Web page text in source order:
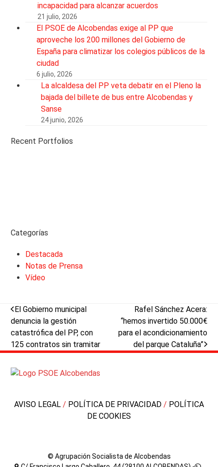
incapacidad para alcanzar acuerdos
21 julio, 2026
El PSOE de Alcobendas exige al PP que
aproveche los 200 millones del Gobierno de
España para climatizar los colegios públicos de la
ciudad
6 julio, 2026
La alcaldesa del PP veta debatir en el Pleno la
bajada del billete de bus entre Alcobendas y
Sanse
24 junio, 2026
Recent Portfolios
Categorías
Destacada
Notas de Prensa
Vídeo
previous
post:
El Gobierno municipal
denuncia la gestión
catastrófica del PP, con
125 contratos sin tramitar
next
post:
Rafel Sánchez Acera:
“hemos invertido 50.000€
para el acondicionamiento
del parque Cataluña”
AVISO LEGAL / POLÍTICA DE PRIVACIDAD / POLÍTICA
DE COOKIES
© Agrupación Socialista de Alcobendas